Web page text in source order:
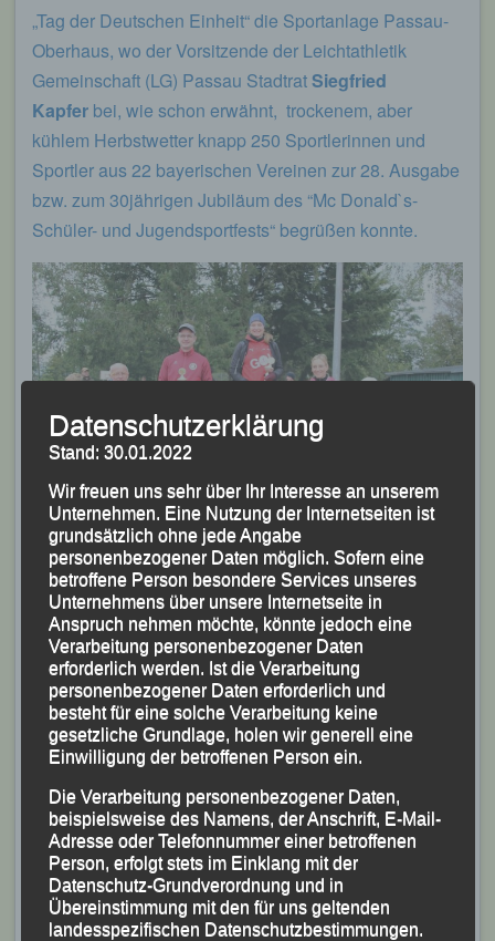
„Tag der Deutschen Einheit“ die Sportanlage Passau-
Oberhaus, wo der Vorsitzende der Leichtathletik
Gemeinschaft (LG) Passau StadtratSiegfried
Kapfer bei, wie schon erwähnt, trockenem, aber
kühlem Herbstwetter knapp 250 Sportlerinnen und
Sportler aus 22 bayerischen Vereinen zur 28. Ausgabe
bzw. zum 30jährigen Jubiläum des “Mc Donald`s-
Schüler- und Jugendsportfests“ begrüßen konnte.
Analog der letzten Jahre bedankte sichSiegfried
Kapfer zusammen mit seiner StellvertreterinCenta
Hollweckdann gleich zu Beginn der Veranstaltung bei
den teilnehmerstärksten Vereinen dem LAC Passau,
dem ASV Ortenburg und dem TV Wallersdorf mit
einem Mannschaftspokal.
Datenschutzerklärung
Stand: 30.01.2022
Wir freuen uns sehr über Ihr Interesse an unserem
Unternehmen. Eine Nutzung der Internetseiten ist
grundsätzlich ohne jede Angabe
personenbezogener Daten möglich. Sofern eine
betroffene Person besondere Services unseres
Unternehmens über unsere Internetseite in
Anspruch nehmen möchte, könnte jedoch eine
Verarbeitung personenbezogener Daten
erforderlich werden. Ist die Verarbeitung
personenbezogener Daten erforderlich und
besteht für eine solche Verarbeitung keine
gesetzliche Grundlage, holen wir generell eine
Einwilligung der betroffenen Person ein.
Die Verarbeitung personenbezogener Daten,
beispielsweise des Namens, der Anschrift, E-Mail-
Adresse oder Telefonnummer einer betroffenen
Person, erfolgt stets im Einklang mit der
Datenschutz-Grundverordnung und in
Übereinstimmung mit den für uns geltenden
landesspezifischen Datenschutzbestimmungen.